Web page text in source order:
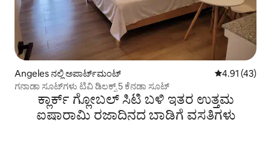
Angeles ನಲ್ಲಿ ಅಪಾರ್ಟ್‌ಮಂಟ್ 5 ರಲ್ಲಿ 4.91
4.91 (43)
ಗನಾಡಾ ಸೂಟ್‌ಗಳು ಟಿವಿ ಡಿಲಕ್ಸ್ 5 ಕೆನಡಾ ಸೂಟ್
ಕ್ಲಾರ್ಕ್ ಗ್ಲೋಬಲ್ ಸಿಟಿ ಬಳಿ ಇತರ ಉತ್ತಮ
ಐಷಾರಾಮಿ ರಜಾದಿನದ ಬಾಡಿಗೆ ವಸತಿಗಳು